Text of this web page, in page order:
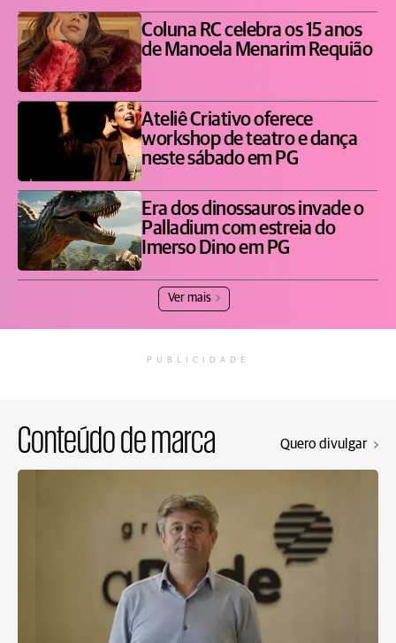
Coluna RC celebra os 15 anos
de Manoela Menarim Requião
Ateliê Criativo oferece
workshop de teatro e dança
neste sábado em PG
Era dos dinossauros invade o
Palladium com estreia do
Imerso Dino em PG
Ver mais
PUBLICIDADE
Conteúdo de marca Quero divulgar